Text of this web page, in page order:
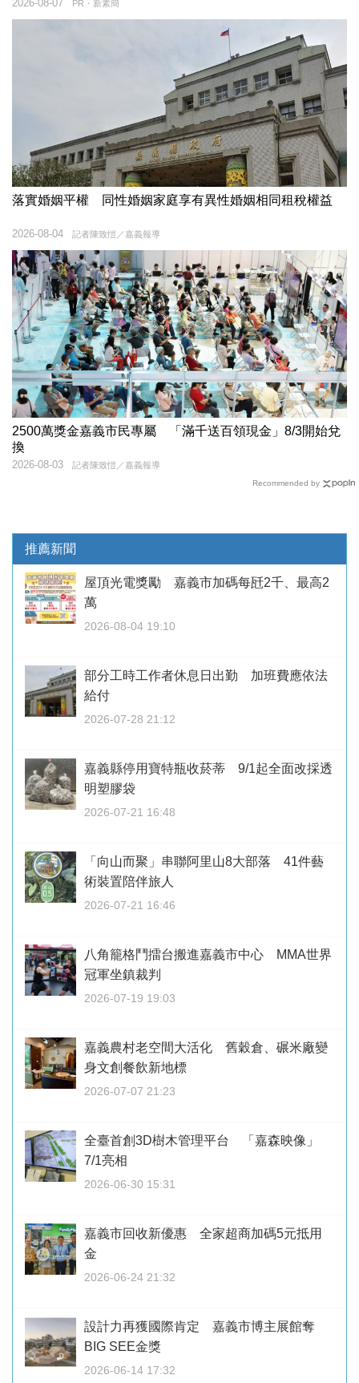
PR・新素簡
2026-08-07
落實婚姻平權 同性婚姻家庭享有異性婚姻相同租稅權益
記者陳致愷／嘉義報導
2026-08-04
2500萬獎金嘉義市民專屬 「滿千送百領現金」8/3開始兌
換
記者陳致愷／嘉義報導
2026-08-03
Recommended by
推薦新聞
屋頂光電獎勵 嘉義市加碼每瓩2千、最高2
萬
2026-08-04 19:10
部分工時工作者休息日出勤 加班費應依法
給付
2026-07-28 21:12
嘉義縣停用寶特瓶收菸蒂 9/1起全面改採透
明塑膠袋
2026-07-21 16:48
「向山而聚」串聯阿里山8大部落 41件藝
術裝置陪伴旅人
2026-07-21 16:46
八角籠格鬥擂台搬進嘉義市中心 MMA世界
冠軍坐鎮裁判
2026-07-19 19:03
嘉義農村老空間大活化 舊穀倉、碾米廠變
身文創餐飲新地標
2026-07-07 21:23
全臺首創3D樹木管理平台 「嘉森映像」
7/1亮相
2026-06-30 15:31
嘉義市回收新優惠 全家超商加碼5元抵用
金
2026-06-24 21:32
設計力再獲國際肯定 嘉義市博主展館奪
BIG SEE金獎
2026-06-14 17:32